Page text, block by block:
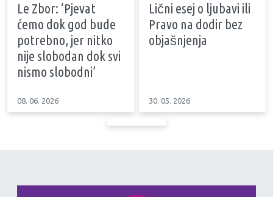
Le Zbor: ‘Pjevat
ćemo dok god bude
potrebno, jer nitko
nije slobodan dok svi
nismo slobodni’
08. 06. 2026
Lični esej o ljubavi ili
Pravo na dodir bez
objašnjenja
30. 05. 2026